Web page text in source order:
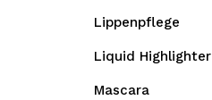
Lippenpflege
Liquid Highlighter
Mascara